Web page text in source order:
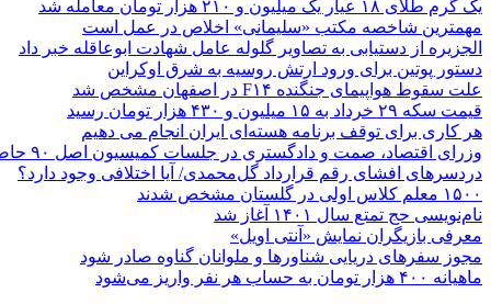
یک گرم طلای ۱۸ عیار یک میلیون و ۲۱۰ هزار تومان معامله شد
مهمترین شاخصه مکتب «سلیمانی» اخلاص در عمل است
الجزیره از دستیابی به تصاویر گلوله عامل شهادت ابوعاقله خبر داد
دستور پوتین برای ورود ارتش روسیه به شرق اوکراین
علت سقوط هواپیمای جنگنده F۱۴ در اصفهان مشخص شد
قیمت سکه ۲۹ خرداد به ۱۵ میلیون و ۴۳۰ هزار تومان رسید
هر کاری برای توقف برنامه هسته‌ای ایران انجام می دهیم
وزرای اقتصاد، صمت و دادگستری در جلسات کمیسیون اصل ۹۰ حاضر می‌شوند
دردسرهای افشای رقم قرارداد گل‌محمدی/ آیا اختلافی وجود دارد؟
۱۵۰۰ معلم کلاس اولی در گلستان مشخص شدند
نام‌نویسی حج تمتع سال ۱۴۰۱ آغاز شد
معرفی بازیگران نمایش «آنتی اویل»
مجوز سفرهای دریایی شناورها و ملوانان گناوه صادر شود
ماهیانه ۴۰۰ هزار تومان به حساب هر نفر واریز می‌شود